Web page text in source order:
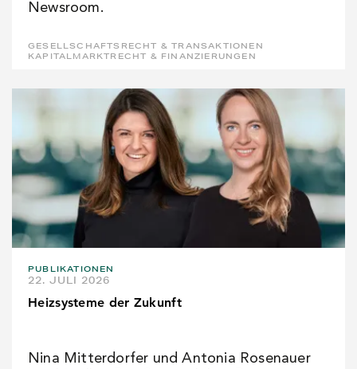
Newsroom.
GESELLSCHAFTSRECHT & TRANSAKTIONEN
KAPITALMARKTRECHT & FINANZIERUNGEN
PUBLIKATIONEN
22. JULI 2026
Heizsysteme der Zukunft
Nina Mitterdorfer und Antonia Rosenauer